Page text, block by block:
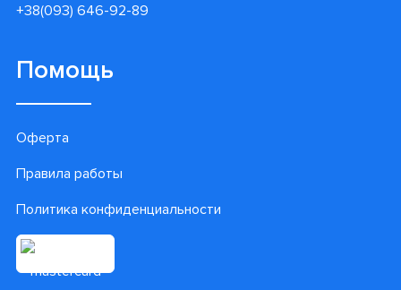
+38(093) 646-92-89
Помощь
Оферта
Правила работы
Политика конфиденциальности